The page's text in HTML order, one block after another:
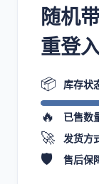
随机
重登
📦 库存状
🔥 已售数
🚀 发货方
🛡️ 售后保